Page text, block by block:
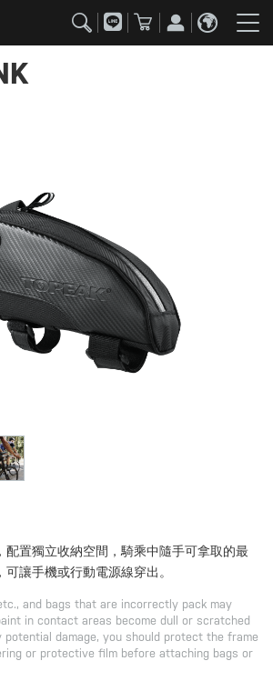
配置獨立收納空間，騎乘中隨手可拿取的最
讓手機或行動電源線穿出。
and bags that are incorrectly pack may
in contact areas become dull or scratched
potential damage, you should protect the frame
or protective film before attaching bags or